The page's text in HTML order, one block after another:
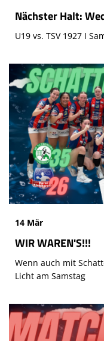
Nächster Halt:
U19 vs. TSV 1927 I
14 Mär
WIR WAREN'S!!!
Wenn auch mit
Licht am Samstag